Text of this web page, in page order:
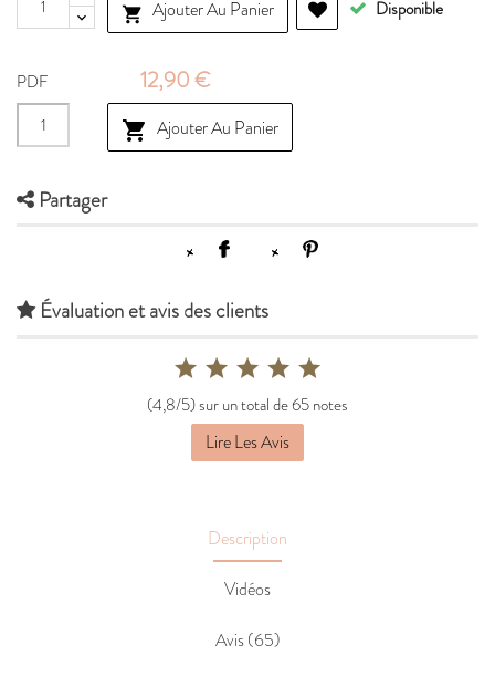
 Ajouter Au Panier Disponible
PDF 12,90 €
 Ajouter Au Panier
Partager
Évaluation et avis des clients
(4,8/5) sur un total de 65 notes
Lire Les Avis
Description
Vidéos
Avis (65)